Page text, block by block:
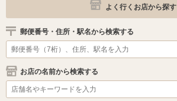
よく行くお店から探す
郵便番号・住所・駅名から検索する
お店の名前から検索する